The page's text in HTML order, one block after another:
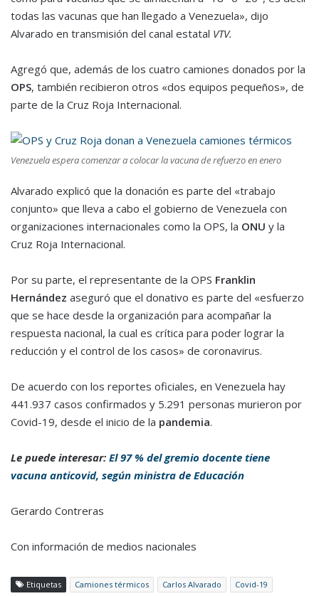
todas las vacunas que han llegado a Venezuela», dijo
Alvarado en transmisión del canal estatal VTV.
Agregó que, además de los cuatro camiones donados por la
OPS, también recibieron otros «dos equipos pequeños», de
parte de la Cruz Roja Internacional.
Venezuela espera comenzar a colocar la vacuna de refuerzo en enero
Alvarado explicó que la donación es parte del «trabajo
conjunto» que lleva a cabo el gobierno de Venezuela con
organizaciones internacionales como la OPS, la ONU y la
Cruz Roja Internacional.
Por su parte, el representante de la OPS Franklin
Hernández aseguró que el donativo es parte del «esfuerzo
que se hace desde la organización para acompañar la
respuesta nacional, la cual es crítica para poder lograr la
reducción y el control de los casos» de coronavirus.
De acuerdo con los reportes oficiales, en Venezuela hay
441.937 casos confirmados y 5.291 personas murieron por
Covid-19, desde el inicio de la pandemia.
Le puede interesar: El 97 % del gremio docente tiene
vacuna anticovid, según ministra de Educación
Gerardo Contreras
Con información de medios nacionales
Etiquetas Camiones térmicos Carlos Alvarado
Covid-19